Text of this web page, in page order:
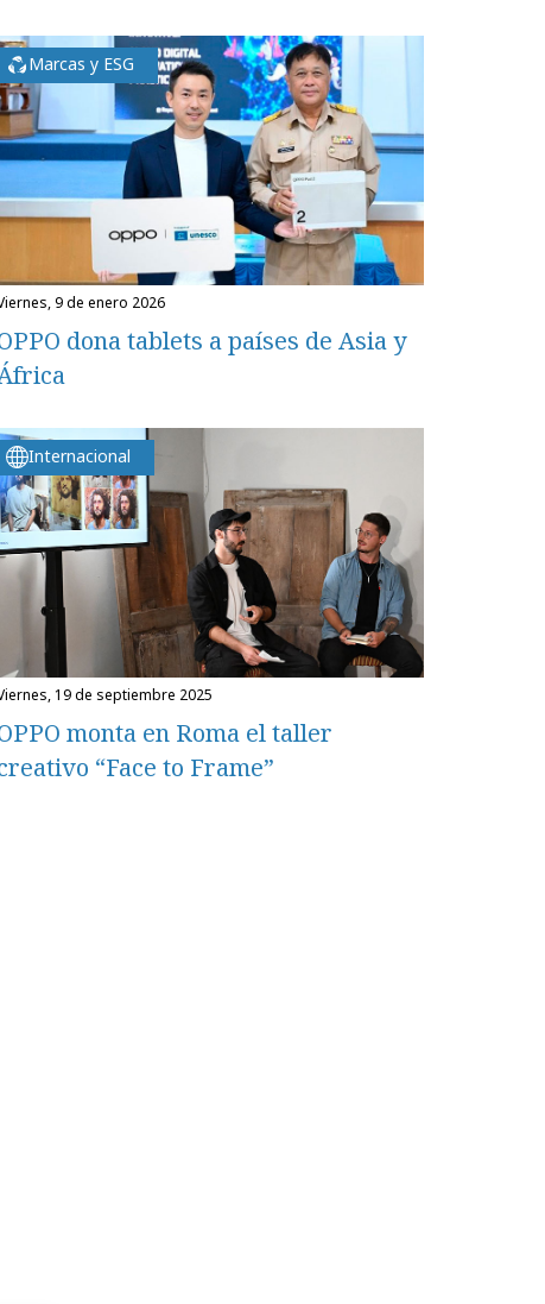
Marcas y ESG
viernes, 9 de enero 2026
dona tablets a países de Asia y
Internacional
viernes, 19 de septiembre 2025
monta en Roma el taller
“Face to Frame”